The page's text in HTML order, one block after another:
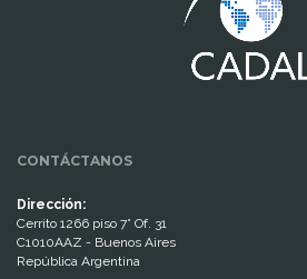
CONTÁCTANOS
Dirección:
Cerrito 1266 piso 7° Of. 31
C1010AAZ - Buenos Aires
República Argentina